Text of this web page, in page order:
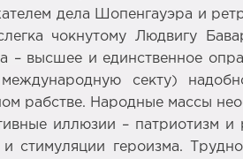
дела Шопенгауэра и
чокнутому Людвигу
– высшее и единственное
секту)
рабстве. Народные массы
иллюзии – патриотизм
и стимуляции героизма.